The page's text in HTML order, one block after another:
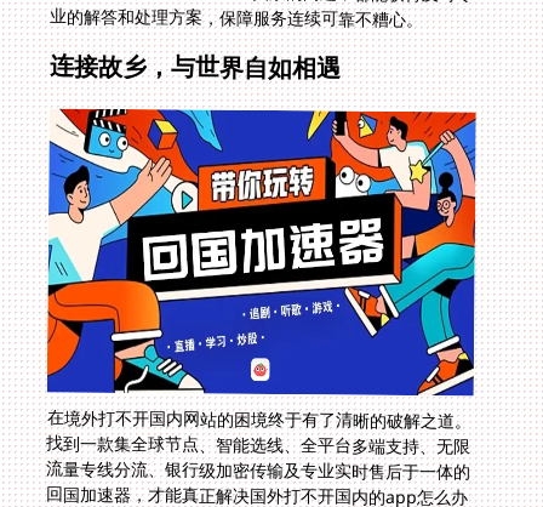
业的解答和处理方案，保障服务连续可靠不糟心。
连接故乡，与世界自如相遇
在境外打不开国内网站的困境终于有了清晰的破解之道。
找到一款集全球节点、智能选线、全平台多端支持、无限
流量专线分流、银行级加密传输及专业实时售后于一体的
回国加速器，才能真正解决国外打不开国内的app怎么办
呢的日常烦恼。当地域造成的虚拟阻隔被技术的力量悄然
抹平，流畅追新番、打国服、听家乡电台、逛淘宝、办政
务都触手可及时，空间的距离便不再是情感的鸿沟。选择
正确的工具，让熟悉的乡音与风景，无论身处地球何处，